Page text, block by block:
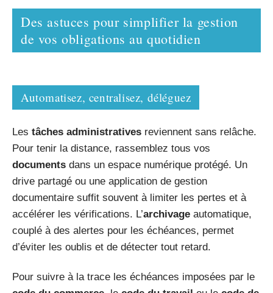
Des astuces pour simplifier la gestion
de vos obligations au quotidien
Automatisez, centralisez, déléguez
Les tâches administratives reviennent sans relâche.
Pour tenir la distance, rassemblez tous vos
documents dans un espace numérique protégé. Un
drive partagé ou une application de gestion
documentaire suffit souvent à limiter les pertes et à
accélérer les vérifications. L’archivage automatique,
couplé à des alertes pour les échéances, permet
d’éviter les oublis et de détecter tout retard.
Pour suivre à la trace les échéances imposées par le